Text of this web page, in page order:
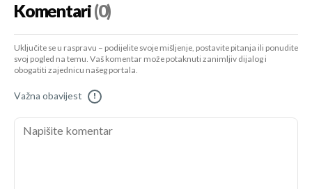
Komentari(0)
Uključite se u raspravu – podijelite svoje mišljenje, postavite pitanja ili ponudite
svoj pogled na temu. Vaš komentar može potaknuti zanimljiv dijalog i
obogatiti zajednicu našeg portala.
Važna obavijest !